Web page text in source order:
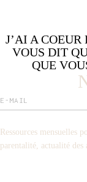
TOUT VOIR
J’AI A
VOUS DIT
QUE
Ressources mensuelles
parentalité, actualité des